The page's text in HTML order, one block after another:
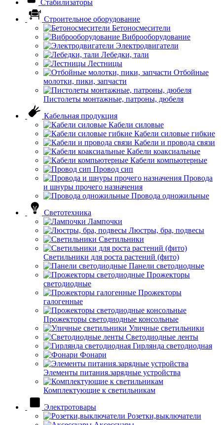
Стабилизаторы
Строительное оборудование
Бетоносмесители
Виброоборудование
Электродвигатели
Лебедки, тали
Лестницы
Отбойные
молотки, пики, запчасти
Пистолеты монтажные, патроны, дюбеля
Кабельная продукция
Кабели силовые
Кабели силовые гибкие
Кабели и провода связи
Кабели коаксиальные
Кабели компьютерные
Провод сип
Провода
и шнуры прочего назначения
Провода одножильные
Светотехника
Лампочки
Люстры, бра, подвесы
Светильники
Светильники для роста растений (фито)
Панели светодиодные
Прожекторы
светодиодные
Прожекторы
галогенные
Прожекторы светодиодные консольные
Уличные светильники
Светодиодные ленты
Гирлянда светодиодная
Фонари
Элементы питания.зарядные устройства
Комплектующие к светильникам
Электротовары
Розетки,выключатели